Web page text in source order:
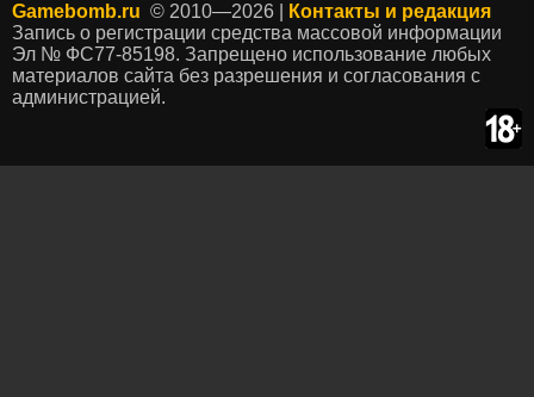
Gamebomb.ru © 2010—2026 |
Контакты и редакция
Запись о регистрации средства массовой информации
Эл № ФС77-85198. Запрещено использование любых
материалов сайта без разрешения и согласования с
администрацией.